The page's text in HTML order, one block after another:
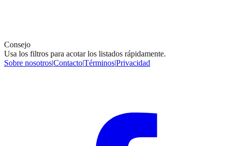
Consejo
Usa los filtros para acotar los listados rápidamente.
Sobre nosotros|Contacto|Términos|Privacidad